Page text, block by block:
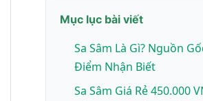
Mục lục bài viết
Sa Sâm Là Gì? Nguồn
Điểm Nhận Biết
Sa Sâm Giá Rẻ 450.000